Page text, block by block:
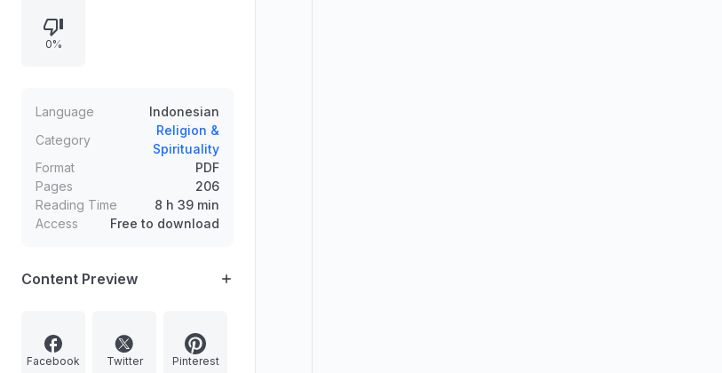
musuh, yang melahirkan disiplin ilmu
hadits seperti al-Jarh wa at-Ta'dil,
0%
Language
Indonesian
Category
Religion &
Spirituality
Format
PDF
Pages
206
Reading Time
8 h 39 min
Access
Free to download
Content Preview
Facebook Twitter Pinterest